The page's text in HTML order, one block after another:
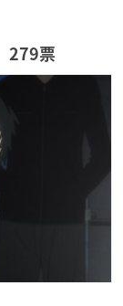
279票